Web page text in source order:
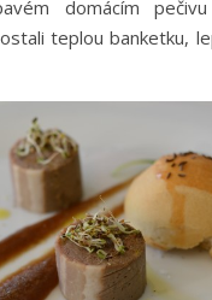
domácím
teplou banketku,